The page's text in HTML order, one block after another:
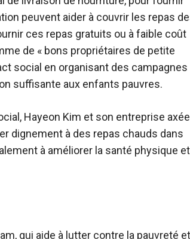
peuvent aider à couvrir les repas
ces repas gratuits ou à faible coût
de « bons propriétaires de petite
social en organisant des campagnes
suffisante aux enfants pauvres.
Hayeon Kim et son entreprise axée
dignement à des repas chauds dans
à améliorer la santé physique et
qui aide à lutter contre la pauvreté et